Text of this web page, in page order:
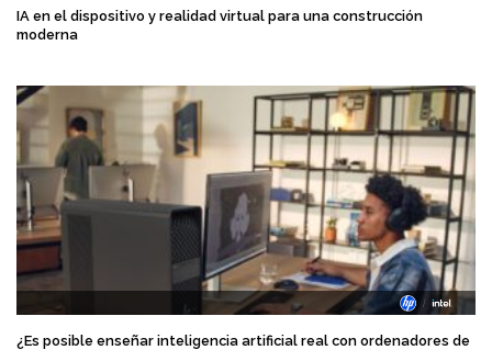
IA en el dispositivo y realidad virtual para una construcción
moderna
¿Es posible enseñar inteligencia artificial real con ordenadores de